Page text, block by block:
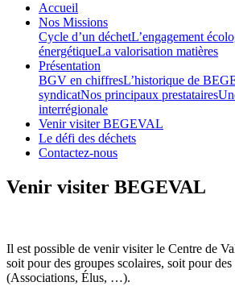
Accueil
Nos Missions
Cycle d’un déchetL’engagement
énergétiqueLa valorisation matières
Présentation
BGV en chiffresL’historique de
syndicatNos principaux prestataires
interrégionale
Venir visiter BEGEVAL
Le défi des déchets
Contactez-nous
Venir visiter BEGEVAL
Il est possible de venir visiter le Centre de
soit pour des groupes scolaires, soit pour des
(Associations, Élus, …).